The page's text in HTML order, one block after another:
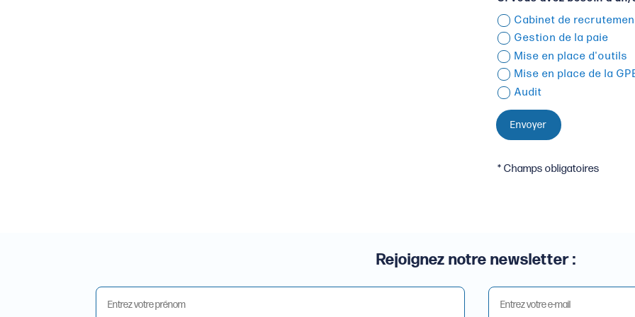
Cabinet de
Gestion de la paie
Mise en place d'outils
Mise en place de la
Audit
Envoyer
* Champs obligatoires
Rejoignez notre newsletter :